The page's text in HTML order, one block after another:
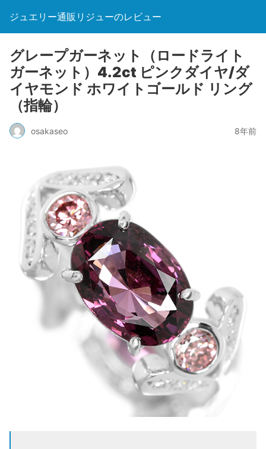
ジュエリー通販リジューのレビュー
グレープガーネット（ロードライト
ガーネット）4.2ct ピンクダイヤ/ダ
イヤモンド ホワイトゴールド リング
（指輪）
osakaseo 8年前